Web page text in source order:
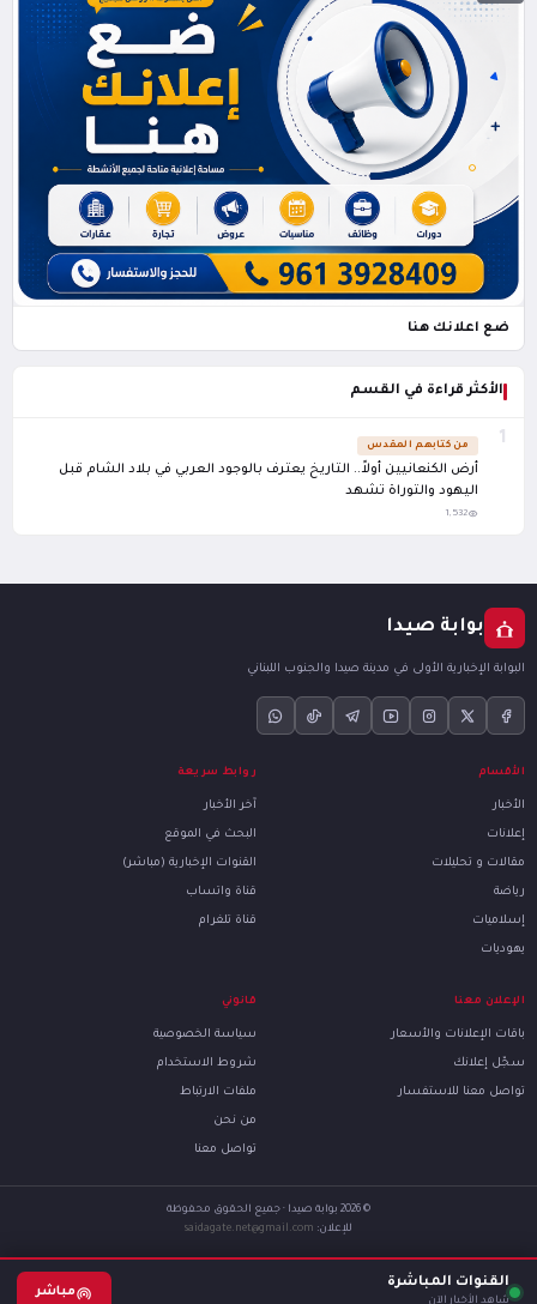
ضع اعلانك هنا
الأكثر قراءة في القسم
1 من كتابهم المقدس
أرض الكنعانيين أولاً.. التاريخ يعترف بالوجود العربي في بلاد الشام قبل
اليهود والتوراة تشهد
1,532
بوابة صيدا
البوابة الإخبارية الأولى في مدينة صيدا والجنوب اللبناني
الأقسام
الأخبار
إعلانات
مقالات و تحليلات
رياضة
إسلاميات
يهوديات
روابط سريعة
آخر الأخبار
البحث في الموقع
القنوات الإخبارية (مباشر)
قناة واتساب
قناة تلغرام
الإعلان معنا
باقات الإعلانات والأسعار
سجّل إعلانك
تواصل معنا للاستفسار
قانوني
سياسة الخصوصية
شروط الاستخدام
ملفات الارتباط
من نحن
تواصل معنا
© 2026 بوابة صيدا · جميع الحقوق محفوظة
للإعلان: saidagate.net@gmail.com
القنوات المباشرة
شاهد الأخبار الآن
مباشر